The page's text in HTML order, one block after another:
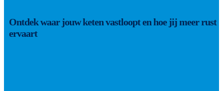
Ontdek waar jouw keten vastloopt en hoe jij meer rust
ervaart